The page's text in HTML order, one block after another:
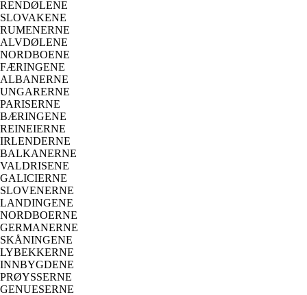
RENDØLENE
SLOVAKENE
RUMENERNE
ALVDØLENE
NORDBOENE
FÆRINGENE
ALBANERNE
UNGARERNE
PARISERNE
BÆRINGENE
REINEIERNE
IRLENDERNE
BALKANERNE
VALDRISENE
GALICIERNE
SLOVENERNE
LANDINGENE
NORDBOERNE
GERMANERNE
SKÅNINGENE
LYBEKKERNE
INNBYGDENE
PRØYSSERNE
GENUESERNE